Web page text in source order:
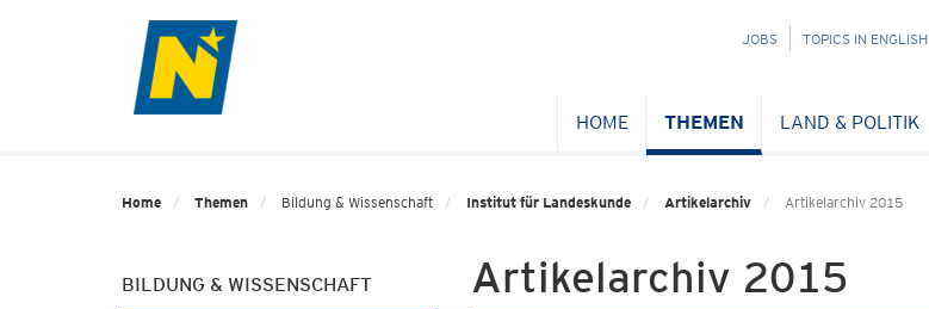
NAVIGATION
JOBS TOPICS IN ENGLISH
HOME THEMEN LAND & POLITIK
Home Themen Bildung & Wissenschaft Institut für Landeskunde Artikelarchiv Artikelarchiv 2015
BILDUNG & WISSENSCHAFT Artikelarchiv 2015